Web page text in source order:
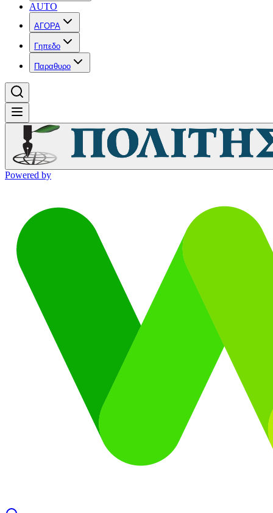
AUTO
ΑΓΟΡΑ
Γηπεδο
Παραθυρο
Powered by